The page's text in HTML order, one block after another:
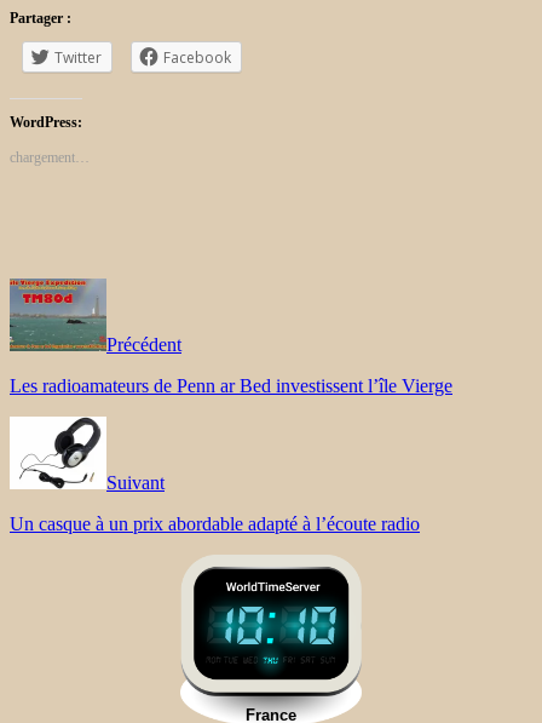
Partager :
Twitter Facebook
WordPress:
chargement…
Précédent
Les radioamateurs de Penn ar Bed investissent l’île Vierge
Suivant
Un casque à un prix abordable adapté à l’écoute radio